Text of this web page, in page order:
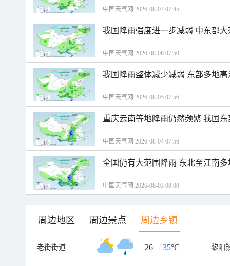
中国天气网 2026-08-07 07:45
我国降雨强度进一步减弱 中东部
中国天气网 2026-08-06 07:50
我国降雨整体减少减弱 东部多地
中国天气网 2026-08-05 07:56
重庆云南等地降雨仍然频繁 我国
中国天气网 2026-08-04 07:56
全国仍有大范围降雨 东北至江南
中国天气网 2026-08-03 08:00
周边地区 周边景点 周边乡镇
老街街道 26 / 35°C 黎阳